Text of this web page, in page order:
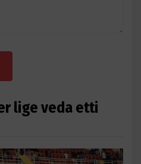
lige veda etti